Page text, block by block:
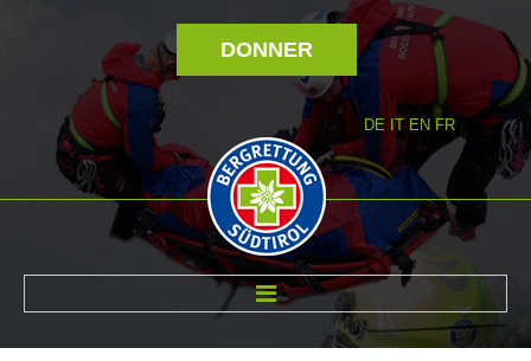
DONNER
DE IT EN FR